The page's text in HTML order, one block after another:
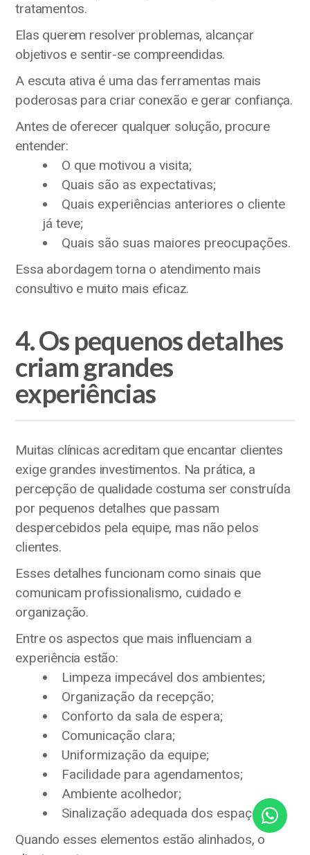
tratamentos.
Elas querem resolver problemas, alcançar
objetivos e sentir-se compreendidas.
A escuta ativa é uma das ferramentas mais
poderosas para criar conexão e gerar confiança.
Antes de oferecer qualquer solução, procure
entender:
O que motivou a visita;
Quais são as expectativas;
Quais experiências anteriores o cliente
já teve;
Quais são suas maiores preocupações.
Essa abordagem torna o atendimento mais
consultivo e muito mais eficaz.
4. Os pequenos detalhes
criam grandes
experiências
Muitas clínicas acreditam que encantar clientes
exige grandes investimentos. Na prática, a
percepção de qualidade costuma ser construída
por pequenos detalhes que passam
despercebidos pela equipe, mas não pelos
clientes.
Esses detalhes funcionam como sinais que
comunicam profissionalismo, cuidado e
organização.
Entre os aspectos que mais influenciam a
experiência estão:
Limpeza impecável dos ambientes;
Organização da recepção;
Conforto da sala de espera;
Comunicação clara;
Uniformização da equipe;
Facilidade para agendamentos;
Ambiente acolhedor;
Sinalização adequada dos espaços.
Quando esses elementos estão alinhados, o